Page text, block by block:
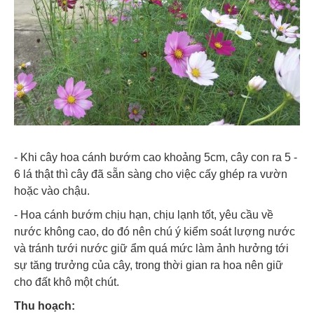
- Khi cây hoa cánh bướm cao khoảng 5cm, cây con ra 5 -
6 lá thật thì cây đã sẵn sàng cho việc cấy ghép ra vườn
hoặc vào chậu.
- Hoa cánh bướm chịu hạn, chịu lạnh tốt, yêu cầu về
nước không cao, do đó nên chú ý kiểm soát lượng nước
và tránh tưới nước giữ ẩm quá mức làm ảnh hưởng tới
sự tăng trưởng của cây, trong thời gian ra hoa nên giữ
cho đất khô một chút.
Thu hoạch: